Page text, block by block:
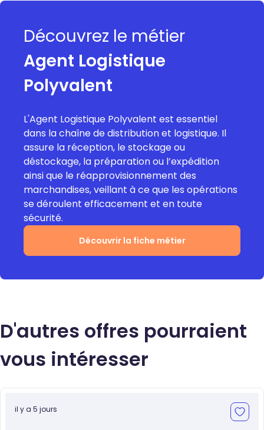
Découvrez le métier
Agent Logistique
Polyvalent
L'Agent Logistique Polyvalent est essentiel
dans la chaîne de distribution et logistique. Il
assure la réception, le stockage ou
déstockage, la préparation ou l’expédition
ainsi que le réapprovisionnement des
marchandises, veillant à ce que les opérations
se déroulent efficacement et en toute
sécurité.
Découvrir la fiche métier
D'autres offres pourraient
vous intéresser
il y a 5 jours